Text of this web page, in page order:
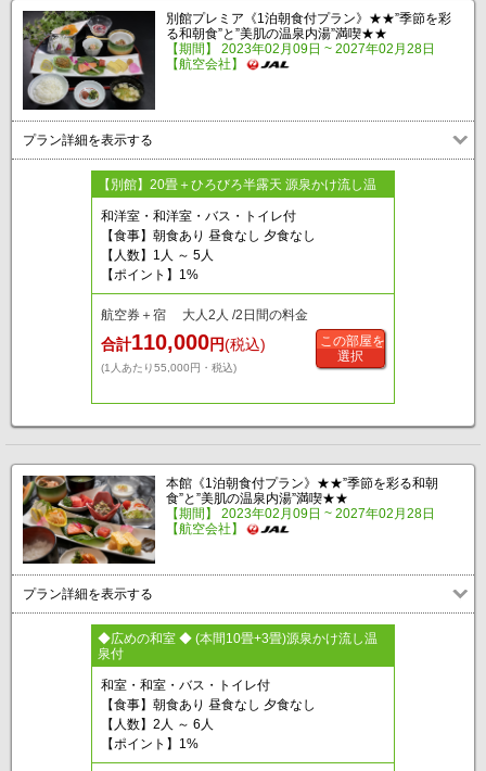
別館プレミア《1泊朝食付プラン》★★”季節を彩
る和朝食”と”美肌の温泉内湯”満喫★★
【期間】 2023年02月09日 ~ 2027年02月28日
【航空会社】
プラン詳細を表示する
【別館】20畳＋ひろびろ半露天 源泉かけ流し温
和洋室・和洋室・バス・トイレ付
【食事】朝食あり 昼食なし 夕食なし
【人数】1人 ～ 5人
【ポイント】1%
航空券＋宿 大人2人 /2日間の料金
合計110,000円(税込)
(1人あたり55,000円・税込)
この部屋を
選択
本館《1泊朝食付プラン》★★”季節を彩る和朝
食”と”美肌の温泉内湯”満喫★★
【期間】 2023年02月09日 ~ 2027年02月28日
【航空会社】
プラン詳細を表示する
◆広めの和室 ◆ (本間10畳+3畳)源泉かけ流し温
泉付
和室・和室・バス・トイレ付
【食事】朝食あり 昼食なし 夕食なし
【人数】2人 ～ 6人
【ポイント】1%